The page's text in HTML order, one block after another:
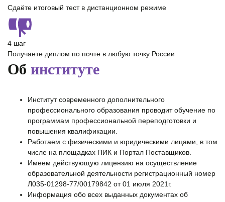
Сдаёте итоговый тест в дистанционном режиме
4 шаг
Получаете диплом по почте в любую точку России
Об институте
Институт современного дополнительного
профессионального образования проводит обучение по
программам профессиональной переподготовки и
повышения квалификации.
Работаем с физическими и юридическими лицами, в том
числе на площадках ПИК и Портал Поставщиков.
Имеем действующую лицензию на осуществление
образовательной деятельности регистрационный номер
Л035-01298-77/00179842 от 01 июля 2021г.
Информация обо всех выданных документах об